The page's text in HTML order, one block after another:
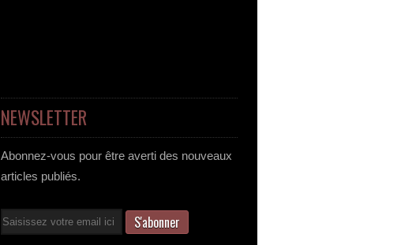
NEWSLETTER
Abonnez-vous pour être averti des nouveaux
articles publiés.
Email